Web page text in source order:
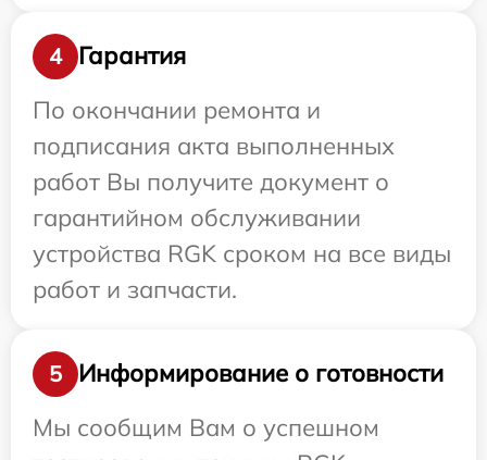
4
Гарантия
По окончании ремонта и
подписания акта выполненных
работ Вы получите документ о
гарантийном обслуживании
устройства RGK сроком на все виды
работ и запчасти.
5
Информирование о готовности
Мы сообщим Вам о успешном